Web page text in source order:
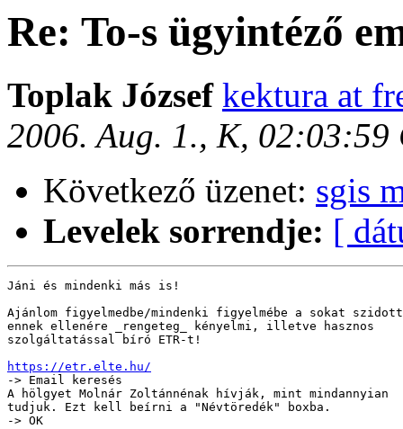
Re: To-s ügyintéző
Toplak József kektura at
2006. Aug. 1., K, 02:03:59
Következő üzenet: sgis
Levelek sorrendje: [
Jáni és mindenki más is!
Ajánlom figyelmedbe/mindenki figyelmébe a sokat
ennek ellenére _rengeteg_ kényelmi, illetve hasznos
szolgáltatással bíró ETR-t!
https://etr.elte.hu/
-> Email keresés
A hölgyet Molnár Zoltánnénak hívják, mint mindannyian
tudjuk. Ezt kell beírni a "Névtöredék" boxba.
-> OK